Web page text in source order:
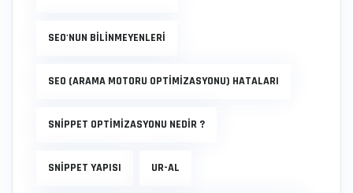
SEO'NUN BİLİNMEYENLERİ
SEO (ARAMA MOTORU OPTIMIZASYONU) HATALARI
SNIPPET OPTIMIZASYONU NEDIR ?
SNIPPET YAPISI UR-AL